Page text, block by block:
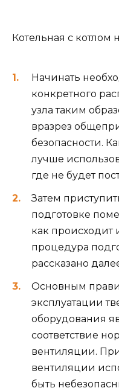
Котельная с котлом
Начинать
конкретного
узла таким
вразрез
безопасности.
лучше
где не будет
Затем
подготовке
как происходит
процедура
рассказано
Основным
эксплуатации
оборудования
соответствие
вентиляции.
вентиляции
быть